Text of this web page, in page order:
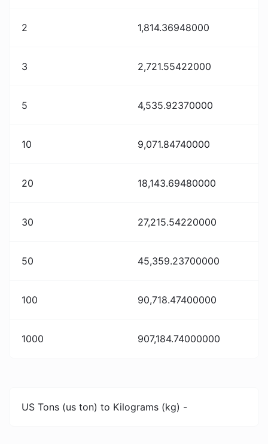
2 1,814.36948000
3 2,721.55422000
5 4,535.92370000
10 9,071.84740000
20 18,143.69480000
30 27,215.54220000
50 45,359.23700000
100 90,718.47400000
1000 907,184.74000000
US Tons (us ton) to Kilograms (kg) -